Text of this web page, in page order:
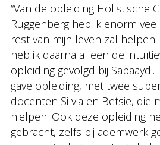
“Van de opleiding Holistische
Ruggenberg heb ik enorm
rest van mijn leven zal helpen
heb ik daarna alleen de
opleiding gevolgd bij
gave opleiding, met twee
docenten Silvia en Betsie, die
hielpen. Ook deze opleiding
gebracht, zelfs bij ademwerk